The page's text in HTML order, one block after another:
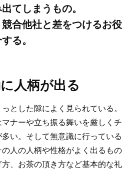
てしまうもの。
合他社と差をつけるお役
る。
人柄が出る
とした隙によく見られている。
ナーや立ち振る舞いを厳しくチ
い。そして無意識に行っている
人の人柄や性格がよく出るもの
、お茶の頂き方など基本的な礼